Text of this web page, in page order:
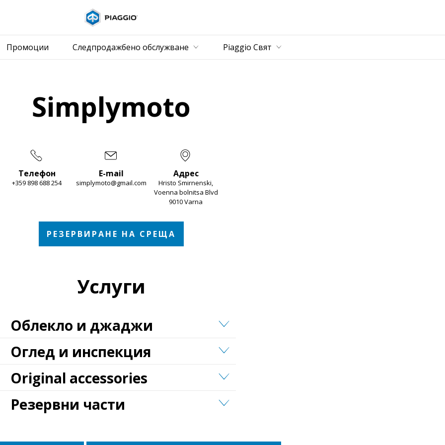
Промоции Следпродажбено обслужване Piaggio Cвят
Simplymoto
Телефон
+359 898 688 254
E-mail
simplymoto@gmail.com
Адрес
Hristo Smirnenski,
Voenna bolnitsa Blvd
9010 Varna
РЕЗЕРВИРАНЕ НА СРЕЩА
Услуги
Облекло и джаджи
Оглед и инспекция
Original accessories
Резервни части